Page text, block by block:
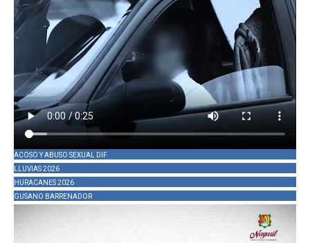
ACOSO Y ABUSO SEXUAL DIF
LLUVIAS 2026
HURACANES 2026
GUSANO BARRENADOR